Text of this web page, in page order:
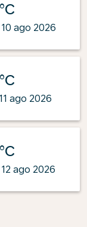
ago 2026
ago 2026
ago 2026